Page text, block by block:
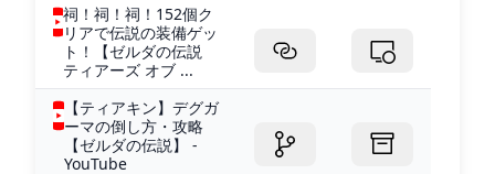
祠！祠！祠！152個ク
リアで伝説の装備ゲッ
ト！【ゼルダの伝説
ティアーズ オブ ...
【ティアキン】デグガ
ーマの倒し方・攻略
【ゼルダの伝説】 -
YouTube